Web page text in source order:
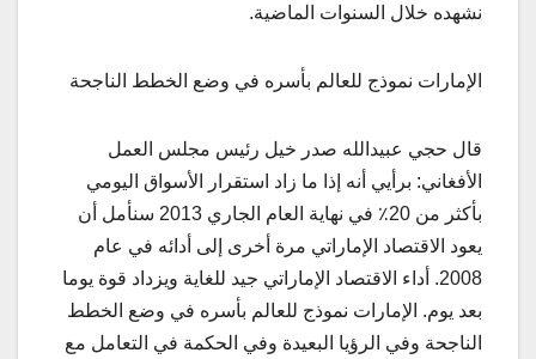
نشهده خلال السنوات الماضية.
الإمارات نموذج للعالم بأسره في وضع الخطط الناجحة
قال حجي عبيدالله صدر خيل رئيس مجلس العمل
الأفغاني: برأيي أنه إذا ما زاد استقرار الأسواق اليومي
بأكثر من 20٪ في نهاية العام الجاري 2013 سنأمل أن
يعود الاقتصاد الإماراتي مرة أخرى إلى أدائه في عام
2008. أداء الاقتصاد الإماراتي جيد للغاية ويزداد قوة يوما
بعد يوم. الإمارات نموذج للعالم بأسره في وضع الخطط
الناجحة وفي الرؤيا البعيدة وفي الحكمة في التعامل مع